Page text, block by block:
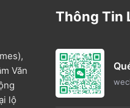
Văn
lộ
Thông Tin